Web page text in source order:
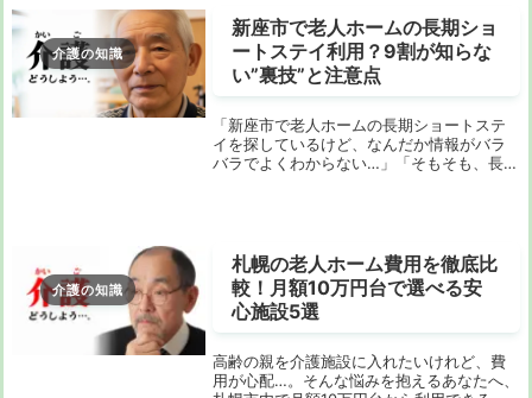
介護の知識
新座市で老人ホームの長期ショ
ートステイ利用？9割が知らな
い”裏技”と注意点
「新座市で老人ホームの長期ショートステ
イを探しているけど、なんだか情報がバラ
バラでよくわからない…」「そもそも、長期
介護の知識
札幌の老人ホーム費用を徹底比
較！月額10万円台で選べる安
心施設5選
高齢の親を介護施設に入れたいけれど、費
用が心配…。そんな悩みを抱えるあなたへ、